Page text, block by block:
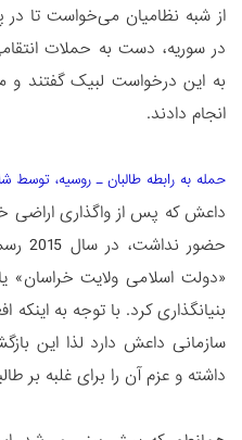
از شبه نظامیان می‌خواست تا در
در سوریه، دست به حملات
به این درخواست لبیک گفتند
انجام دادند.
حمله به رابطه طالبان ـ روسیه،
داعش که پس از واگذاری اراضی
حضور
بنیانگذاری کرد. با توجه به
سازمانی داعش دارد لذا این
داشته و عزم آن را برای غلبه بر